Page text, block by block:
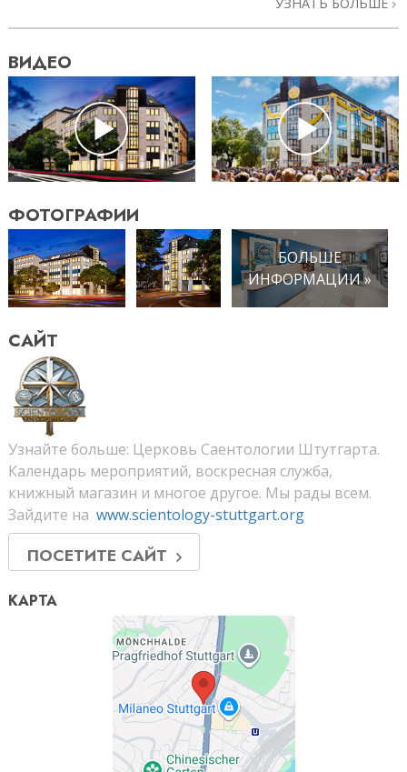
ВИДЕО
ФОТОГРАФИИ
БОЛЬШЕ
ИНФОРМАЦИИ »
САЙТ
Узнайте больше: Церковь Саентологии Штутгарта.
Календарь мероприятий, воскресная служба,
книжный магазин и многое другое. Мы рады всем.
Зайдите на www.scientology-stuttgart.org
ПОСЕТИТЕ САЙТ
КАРТА